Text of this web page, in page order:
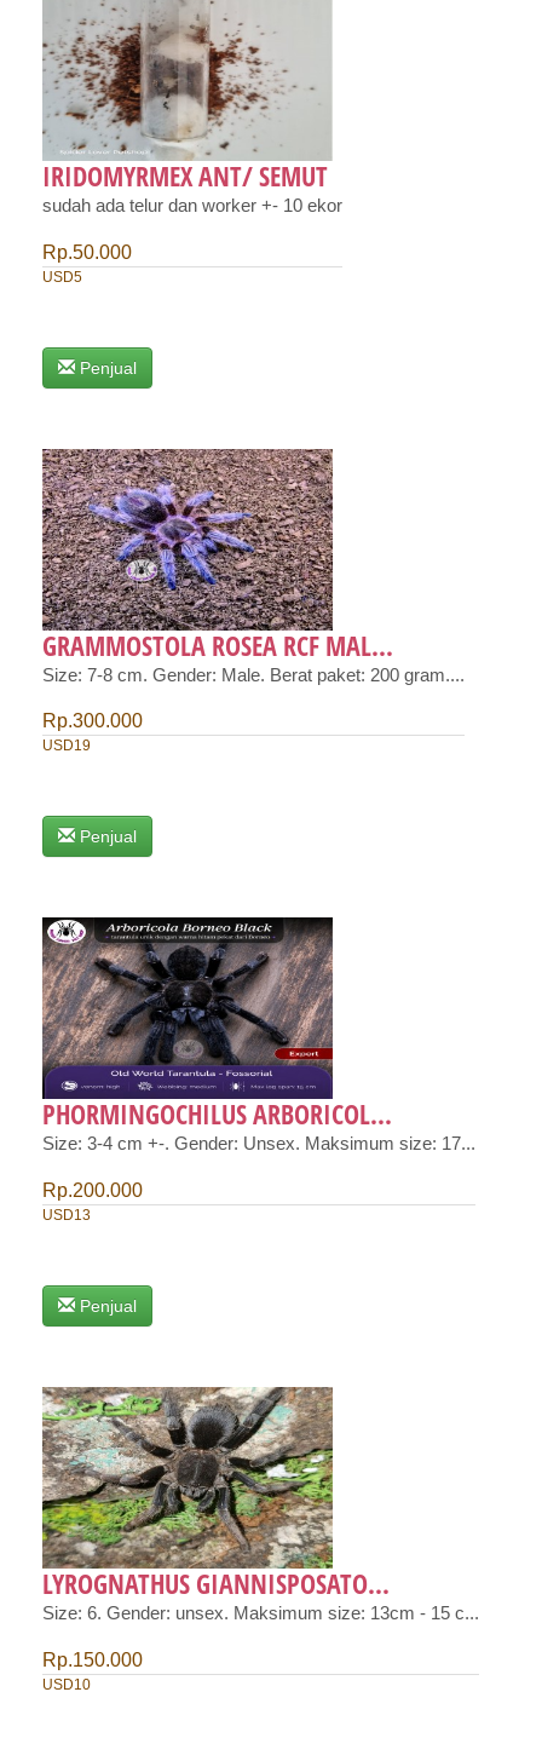
IRIDOMYRMEX ANT/ SEMUT
sudah ada telur dan worker +- 10 ekor
Rp.50.000
USD5
Penjual
GRAMMOSTOLA ROSEA RCF MAL...
Size: 7-8 cm. Gender: Male. Berat paket: 200 gram....
Rp.300.000
USD19
Penjual
PHORMINGOCHILUS ARBORICOL...
Size: 3-4 cm +-. Gender: Unsex. Maksimum size: 17...
Rp.200.000
USD13
Penjual
LYROGNATHUS GIANNISPOSATO...
Size: 6. Gender: unsex. Maksimum size: 13cm - 15 c...
Rp.150.000
USD10